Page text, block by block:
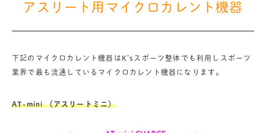
アスリート用マイクロカレント機器
下記のマイクロカレント機器はK’sスポーツ整体でも利用しスポーツ
業界で最も流通しているマイクロカレント機器になります。
AT-mini （アスリートミニ）